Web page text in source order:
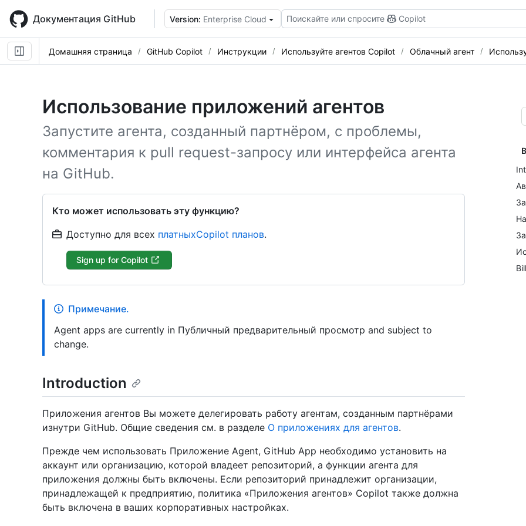
main
content
Документация GitHub Version: Enterprise Cloud Поискайте или спросите Copilot
Домашняя страница GitHub Copilot Инструкции Используйте агентов Copilot Облачный агент
Использование приложений агентов
Запустите агента, созданный партнёром, с проблемы,
комментария к pull request-запросу или интерфейса агента
на GitHub.
Кто может использовать эту функцию?
Доступно для всех платныхCopilot планов.
Sign up for Copilot
Примечание.
Agent apps are currently in Публичный предварительный просмотр and subject to
change.
Introduction
Приложения агентов Вы можете делегировать работу агентам, созданным партнёрами
изнутри GitHub. Общие сведения см. в разделе О приложениях для агентов.
Прежде чем использовать Приложение Agent, GitHub App необходимо установить на
аккаунт или организацию, которой владеет репозиторий, а функции агента для
приложения должны быть включены. Если репозиторий принадлежит организации,
принадлежащей к предприятию, политика «Приложения агентов» Copilot также должна
быть включена в ваших корпоративных настройках.